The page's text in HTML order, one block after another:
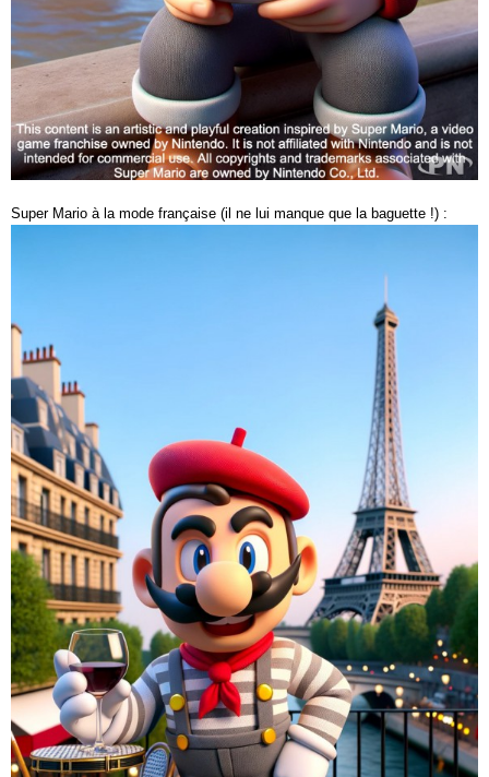
Super Mario à la mode française (il ne lui manque que la baguette !) :